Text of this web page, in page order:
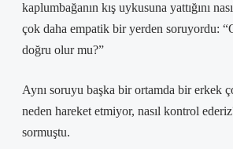
kaplumbağanın kış uykusuna yattığını
çok daha empatik bir yerden soruyordu:
doğru olur mu?”
Aynı soruyu başka bir ortamda bir erkek
neden hareket etmiyor, nasıl kontrol
sormuştu.